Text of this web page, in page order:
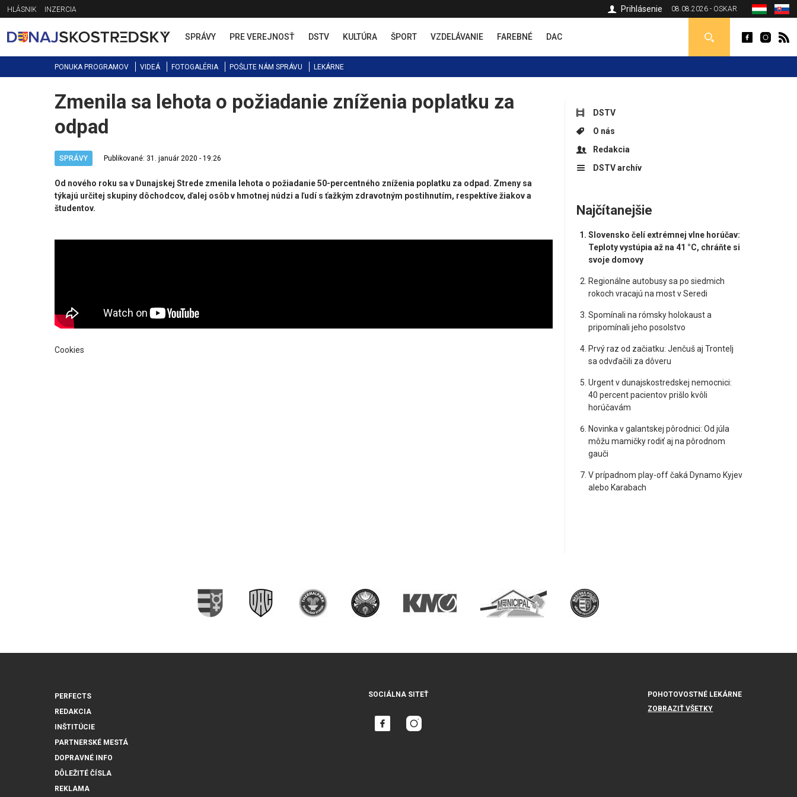
Jump
to
navigation
HLÁSNIK INZERCIA 08.08.2026 - OSKAR
Prihlásenie
SPRÁVY PRE VEREJNOSŤ DSTV KULTÚRA ŠPORT VZDELÁVANIE FAREBNÉ DAC
PONUKA PROGRAMOV VIDEÁ FOTOGALÉRIA POŠLITE NÁM SPRÁVU LEKÁRNE
Back
to
Zmenila sa lehota o požiadanie zníženia poplatku za
odpad
SPRÁVY Publikované: 31. január 2020 - 19:26
Od nového roku sa v Dunajskej Strede zmenila lehota o požiadanie 50-percentného zníženia poplatku za odpad. Zmeny sa
týkajú určitej skupiny dôchodcov, ďalej osôb v hmotnej núdzi a ľudí s ťažkým zdravotným postihnutím, respektíve žiakov a
študentov.
Cookies
DSTV
O nás
Redakcia
DSTV archív
Najčítanejšie
Slovensko čelí extrémnej vlne horúčav:
Teploty vystúpia až na 41 °C, chráňte si
svoje domovy
Regionálne autobusy sa po siedmich
rokoch vracajú na most v Seredi
Spomínali na rómsky holokaust a
pripomínali jeho posolstvo
Prvý raz od začiatku: Jenčuš aj Trontelj
sa odvďačili za dôveru
Urgent v dunajskostredskej nemocnici:
40 percent pacientov prišlo kvôli
horúčavám
Novinka v galantskej pôrodnici: Od júla
môžu mamičky rodiť aj na pôrodnom
gauči
V prípadnom play-off čaká Dynamo Kyjev
alebo Karabach
PERFECTS
REDAKCIA
INŠTITÚCIE
PARTNERSKÉ MESTÁ
DOPRAVNÉ INFO
DÔLEŽITÉ ČÍSLA
REKLAMA
SOCIÁLNA SITEŤ
POHOTOVOSTNÉ LEKÁRNE
ZOBRAZIŤ VŠETKY